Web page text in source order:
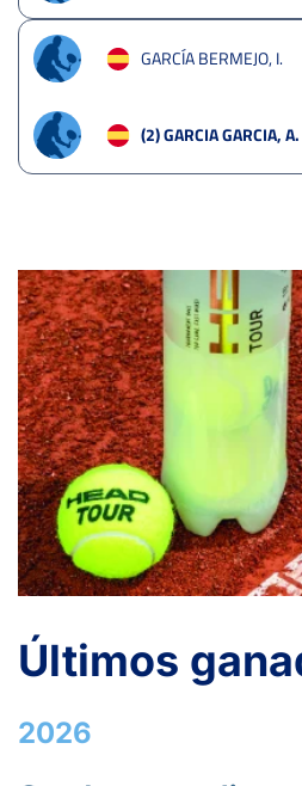
GARCÍA BERMEJO, I.
(2) GARCIA GARCIA, A.
Últimos
2026